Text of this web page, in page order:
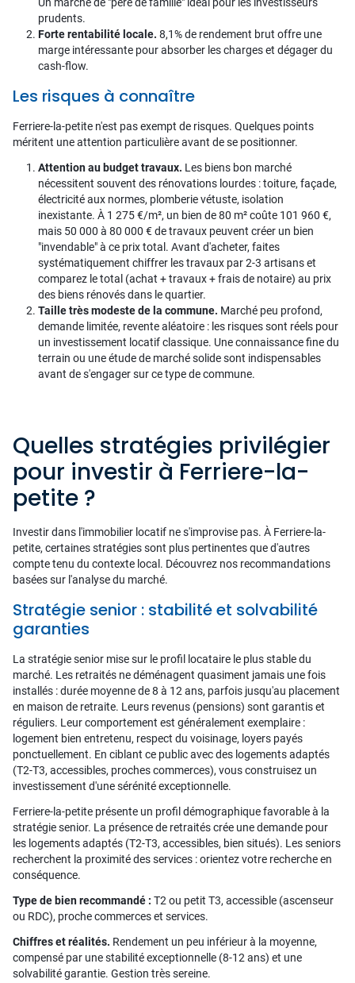
prudents.
Forte rentabilité locale. 8,1% de rendement brut offre une
marge intéressante pour absorber les charges et dégager du
cash-flow.
Les risques à connaître
Ferriere-la-petite n'est pas exempt de risques. Quelques points
méritent une attention particulière avant de se positionner.
Attention au budget travaux. Les biens bon marché
nécessitent souvent des rénovations lourdes : toiture, façade,
électricité aux normes, plomberie vétuste, isolation
inexistante. À 1 275 €/m², un bien de 80 m² coûte 101 960 €,
mais 50 000 à 80 000 € de travaux peuvent créer un bien
"invendable" à ce prix total. Avant d'acheter, faites
systématiquement chiffrer les travaux par 2-3 artisans et
comparez le total (achat + travaux + frais de notaire) au prix
des biens rénovés dans le quartier.
Taille très modeste de la commune. Marché peu profond,
demande limitée, revente aléatoire : les risques sont réels pour
un investissement locatif classique. Une connaissance fine du
terrain ou une étude de marché solide sont indispensables
avant de s'engager sur ce type de commune.
Quelles stratégies privilégier
pour investir à Ferriere-la-
petite ?
Investir dans l'immobilier locatif ne s'improvise pas. À Ferriere-la-
petite, certaines stratégies sont plus pertinentes que d'autres
compte tenu du contexte local. Découvrez nos recommandations
basées sur l'analyse du marché.
Stratégie senior : stabilité et solvabilité
garanties
La stratégie senior mise sur le profil locataire le plus stable du
marché. Les retraités ne déménagent quasiment jamais une fois
installés : durée moyenne de 8 à 12 ans, parfois jusqu'au placement
en maison de retraite. Leurs revenus (pensions) sont garantis et
réguliers. Leur comportement est généralement exemplaire :
logement bien entretenu, respect du voisinage, loyers payés
ponctuellement. En ciblant ce public avec des logements adaptés
(T2-T3, accessibles, proches commerces), vous construisez un
investissement d'une sérénité exceptionnelle.
Ferriere-la-petite présente un profil démographique favorable à la
stratégie senior. La présence de retraités crée une demande pour
les logements adaptés (T2-T3, accessibles, bien situés). Les seniors
recherchent la proximité des services : orientez votre recherche en
conséquence.
Type de bien recommandé : T2 ou petit T3, accessible (ascenseur
ou RDC), proche commerces et services.
Chiffres et réalités. Rendement un peu inférieur à la moyenne,
compensé par une stabilité exceptionnelle (8-12 ans) et une
solvabilité garantie. Gestion très sereine.